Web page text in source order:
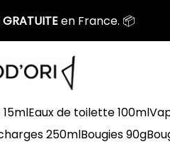
en France. 📦
Eaux de toilette 100ml
250mlBougies 90g